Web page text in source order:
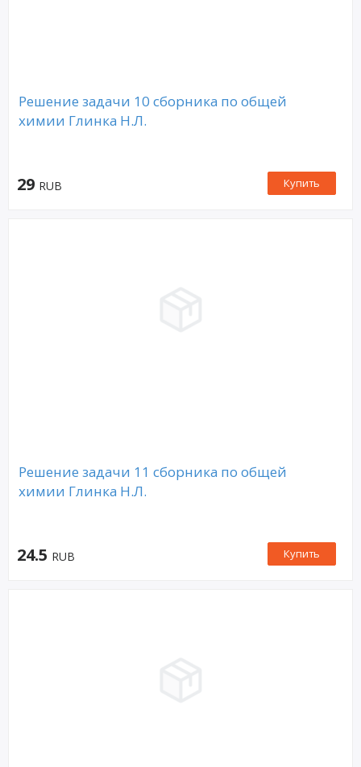
Решение задачи 10 сборника по общей
химии Глинка Н.Л.
29 RUB Купить
Решение задачи 11 сборника по общей
химии Глинка Н.Л.
24.5 RUB Купить